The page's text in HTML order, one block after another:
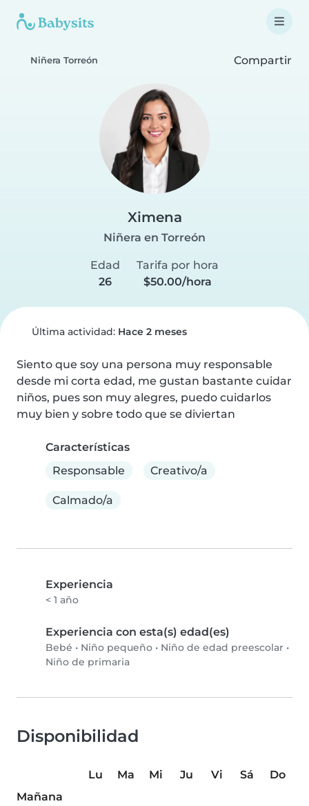
Niñera Torreón Compartir
Ximena
Niñera en Torreón
Edad
26
Tarifa por hora
$50.00/hora
Última actividad: Hace 2 meses
Siento que soy una persona muy responsable
desde mi corta edad, me gustan bastante cuidar
niños, pues son muy alegres, puedo cuidarlos
muy bien y sobre todo que se diviertan
Características
Responsable
Creativo/a
Calmado/a
Experiencia
< 1 año
Experiencia con esta(s) edad(es)
Bebé • Niño pequeño • Niño de edad preescolar •
Niño de primaria
Disponibilidad
Lu Ma Mi Ju Vi Sá
Do
Mañana